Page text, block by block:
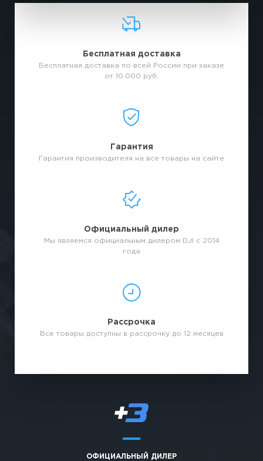
Бесплатная доставка
Бесплатная доставка по всей России при заказе
от 10.000 руб.
Гарантия
Гарантия производителя на все товары на сайте
Официальный дилер
Мы являемся официальным дилером DJI с 2014
года
Рассрочка
Все товары доступны в рассрочку до 12 месяцев
ОФИЦИАЛЬНЫЙ ДИЛЕР